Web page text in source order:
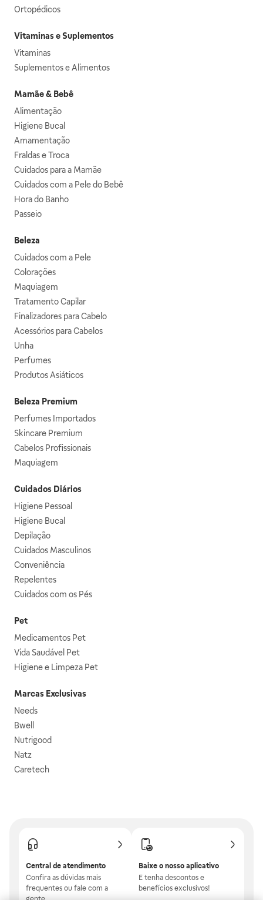
Ortopédicos
Vitaminas e Suplementos
Vitaminas
Suplementos e Alimentos
Mamãe & Bebê
Alimentação
Higiene Bucal
Amamentação
Fraldas e Troca
Cuidados para a Mamãe
Cuidados com a Pele do Bebê
Hora do Banho
Passeio
Beleza
Cuidados com a Pele
Colorações
Maquiagem
Tratamento Capilar
Finalizadores para Cabelo
Acessórios para Cabelos
Unha
Perfumes
Produtos Asiáticos
Beleza Premium
Perfumes Importados
Skincare Premium
Cabelos Profissionais
Maquiagem
Cuidados Diários
Higiene Pessoal
Higiene Bucal
Depilação
Cuidados Masculinos
Conveniência
Repelentes
Cuidados com os Pés
Pet
Medicamentos Pet
Vida Saudável Pet
Higiene e Limpeza Pet
Marcas Exclusivas
Needs
Bwell
Nutrigood
Natz
Caretech
Central de atendimento
Confira as dúvidas mais
frequentes ou fale com a
gente.
Baixe o nosso aplicativo
E tenha descontos e
benefícios exclusivos!